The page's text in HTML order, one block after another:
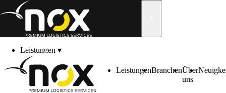
Skip to content
Leistungen ▾
Branchen
Über uns ▾
Neuigkeiten
▾
Karriere▾
LeistungenBranchenÜber
uns